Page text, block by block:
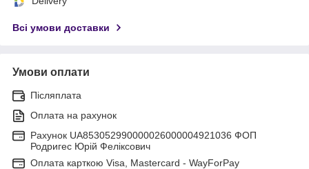
Всі умови доставки
Умови оплати
Післяплата
Оплата на рахунок
Рахунок UA853052990000026000004921036 ФОП
Родригес Юрій Феліксович
Оплата карткою Visa, Mastercard - WayForPay